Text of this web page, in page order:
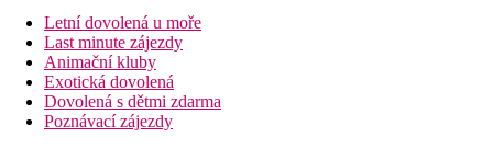
Letní dovolená u moře
Last minute zájezdy
Animační kluby
Exotická dovolená
Dovolená s dětmi zdarma
Poznávací zájezdy